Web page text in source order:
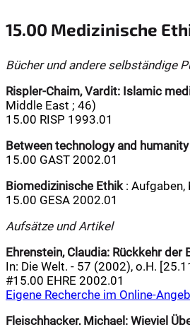
15.00 Medizinische
Bücher und andere selbständige
Rispler-Chaim, Vardit: Islamic
Middle East ; 46)
15.00 RISP 1993.01
Between technology and humanity
15.00 GAST 2002.01
Biomedizinische Ethik: Aufgaben,
15.00 GESA 2002.01
Aufsätze und Artikel
Ehrenstein, Claudia: Rückkehr der
In: Die Welt. - 57 (2002), o.H.
#15.00 EHRE 2002.01
Eigene Recherche im Online-
Fleischhacker, Michael: Wieviel